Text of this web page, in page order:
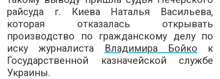
райсуда г. Киева Наталья Васильева,
которая отказалась открывать
производство по гражданскому делу по
иску журналиста
Владимира Бойко к
Государственной казначейской службе
Украины.